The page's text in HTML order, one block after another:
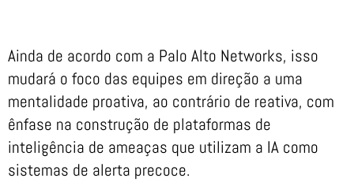
Ainda de acordo com a Palo Alto Networks, isso
mudará o foco das equipes em direção a uma
mentalidade proativa, ao contrário de reativa, com
ênfase na construção de plataformas de
inteligência de ameaças que utilizam a IA como
sistemas de alerta precoce.